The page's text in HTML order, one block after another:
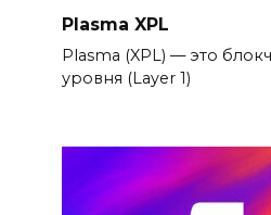
Plasma XPL
Plasma (XPL) — это
уровня (Layer 1)